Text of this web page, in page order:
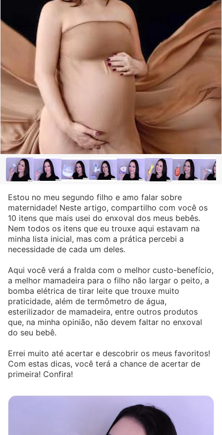
Estou no meu segundo filho e amo falar sobre
maternidade! Neste artigo, compartilho com você os
10 itens que mais usei do enxoval dos meus bebês.
Nem todos os itens que eu trouxe aqui estavam na
minha lista inicial, mas com a prática percebi a
necessidade de cada um deles.
Aqui você verá a fralda com o melhor custo-benefício,
a melhor mamadeira para o filho não largar o peito, a
bomba elétrica de tirar leite que trouxe muito
praticidade, além de termômetro de água,
esterilizador de mamadeira, entre outros produtos
que, na minha opinião, não devem faltar no enxoval
do seu bebê.
Errei muito até acertar e descobrir os meus favoritos!
Com estas dicas, você terá a chance de acertar de
primeira! Confira!